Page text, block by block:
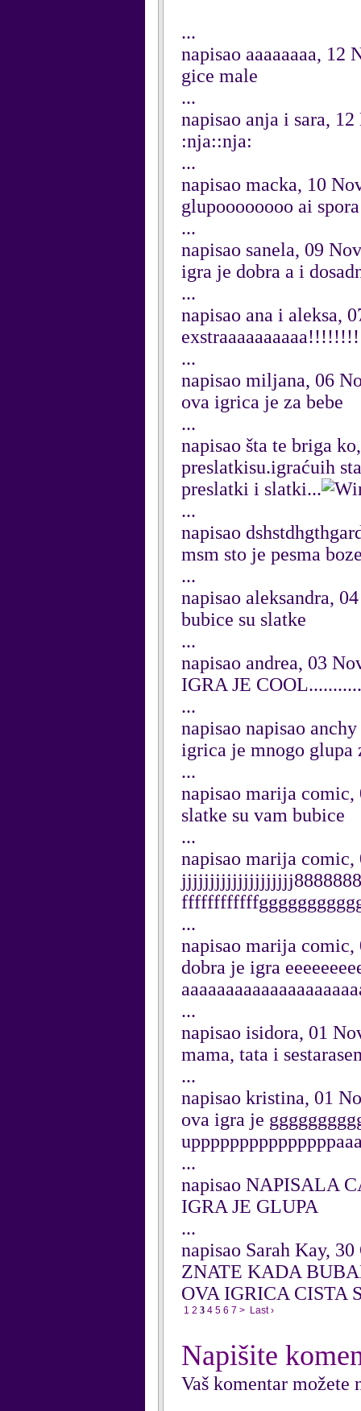
...
napisao aaaaaaaa, 12
gice male
...
napisao anja i sara,
:nja::nja:
...
napisao macka, 10
glupoooooooo ai spora
...
napisao sanela, 09
igra je dobra a i
...
napisao ana i aleksa,
...
napisao miljana, 06
ova igrica je za bebe
...
napisao šta te briga
preslatkisu.igraćuih
preslatki i slatki...
...
napisao
msm sto je pesma
...
napisao aleksandra,
bubice su slatke
...
napisao andrea, 03
IGRA JE
...
napisao napisao
igrica je mnogo glupa
...
napisao marija comic,
slatke su vam bubice
...
napisao marija comic,
...
napisao marija comic,
dobra je igra
...
napisao isidora, 01
mama, tata i
...
napisao kristina, 01
ova igra je
...
napisao NAPISALA
IGRA JE GLUPA
...
napisao Sarah Kay,
ZNATE KADA
OVA IGRICA CISTA
1 2 3 4 5 6 7 > Last ›
Napišite
Vaš komentar možete